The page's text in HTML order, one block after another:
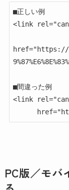
■正しい例
<link
href="https://
■間違った例
<link
PC版／モバ